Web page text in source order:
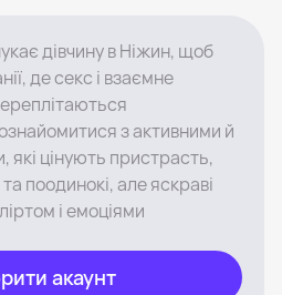
дівчину в Ніжин, щоб
де секс і взаємне
з активними й
які цінують пристрасть,
поодинокі, але яскраві
і емоціями
акаунт